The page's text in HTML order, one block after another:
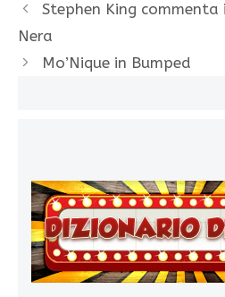
Stephen King
Nera
Mo’Nique in Bumped